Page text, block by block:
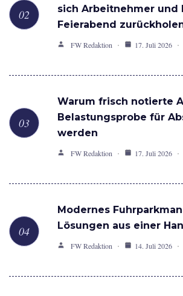
sich Arbeitnehmer und
Feierabend
FW Redaktion 17. Juli 2026
Warum frisch notierte
Belastungsprobe für
werden
FW Redaktion 17. Juli 2026
Modernes
Lösungen aus einer
FW Redaktion 14. Juli 2026